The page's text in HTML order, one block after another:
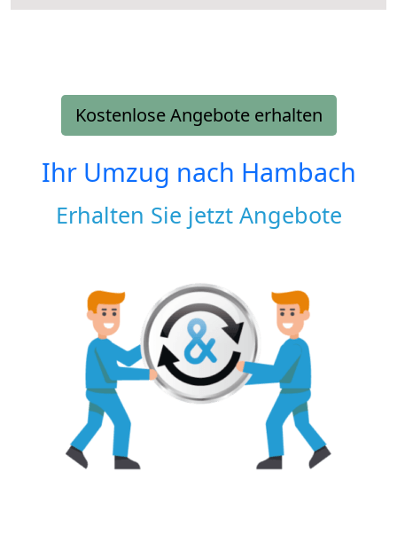
Kostenlose Angebote erhalten
Ihr Umzug nach Hambach
Erhalten Sie jetzt Angebote